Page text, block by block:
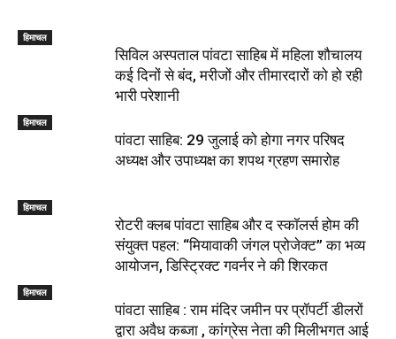
हिमाचल
सिविल अस्पताल पांवटा साहिब में महिला शौचालय
कई दिनों से बंद, मरीजों और तीमारदारों को हो रही
भारी परेशानी
हिमाचल
पांवटा साहिब: 29 जुलाई को होगा नगर परिषद
अध्यक्ष और उपाध्यक्ष का शपथ ग्रहण समारोह
हिमाचल
​रोटरी क्लब पांवटा साहिब और द स्कॉलर्स होम की
संयुक्त पहल: “मियावाकी जंगल प्रोजेक्ट” का भव्य
आयोजन, डिस्ट्रिक्ट गवर्नर ने की शिरकत
हिमाचल
पांवटा साहिब : राम मंदिर जमीन पर प्रॉपर्टी डीलरों
द्वारा अवैध कब्जा , कांग्रेस नेता की मिलीभगत आई